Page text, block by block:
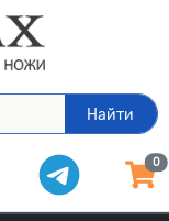
Найти
0